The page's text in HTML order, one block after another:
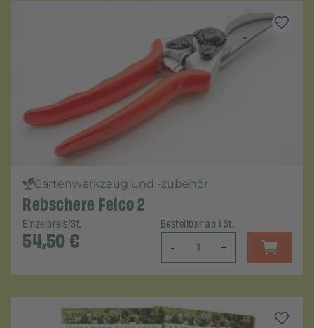
Gartenwerkzeug und -zubehör
Rebschere Felco 2
Einzelpreis/St.
54,50€
Bestellbar ab 1 St.
- +